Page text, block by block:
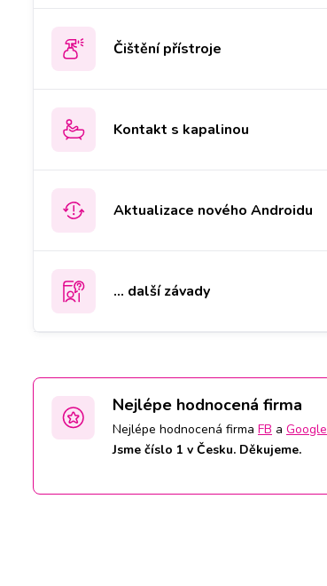
Čištění přístroje
Kontakt s kapalinou
Aktualizace nového Androidu
... další závady
Nejlépe hodnocená firma
Nejlépe hodnocená firma FB a Google
Jsme číslo 1 v Česku. Děkujeme.